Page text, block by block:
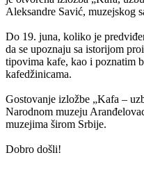
Aleksandre Savić, muzejskog
Do 19. juna, koliko je
da se upoznaju sa istorijom
tipovima kafe, kao i poznatim
kafedžinicama.
Gostovanje izložbe „Kafa –
Narodnom muzeju
muzejima širom Srbije.
Dobro došli!